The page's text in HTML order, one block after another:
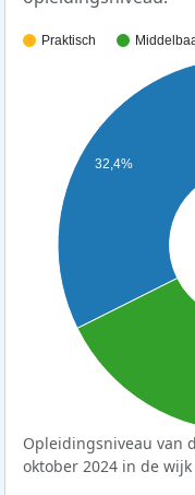
Praktisch
32,4%
Opleidingsniveau van
oktober 2024 in de wijk